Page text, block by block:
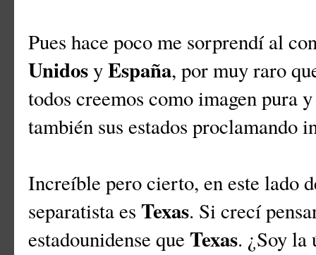
Pues hace poco me sorprendí al
UnidosyEspaña, por muy raro
todos creemos como imagen pura
también sus estados proclamando
Increíble pero cierto, en este lado
separatista es Texas. Si crecí
estadounidense que Texas. ¿Soy la